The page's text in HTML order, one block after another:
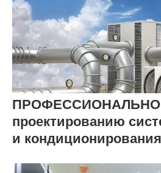
проектированию
и кондиционирования